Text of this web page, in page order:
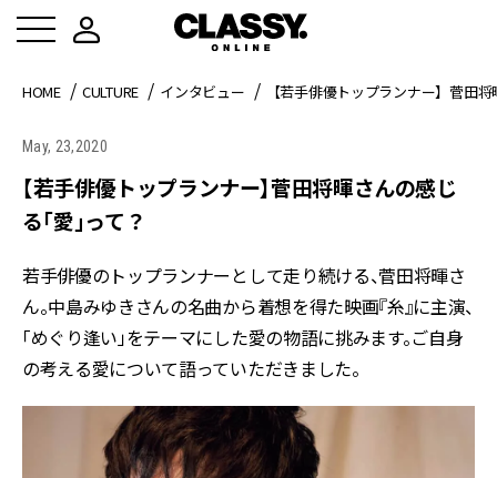
HOME CULTURE インタビュー 【若手俳優トップランナー】菅田
May, 23,2020
【若手俳優トップランナー】菅田将暉さんの感じ
る「愛」って？
若手俳優のトップランナーとして走り続ける、菅田将暉さ
ん。中島みゆきさんの名曲から着想を得た映画『糸』に主演、
「めぐり逢い」をテーマにした愛の物語に挑みます。ご自身
の考える愛について語っていただきました。